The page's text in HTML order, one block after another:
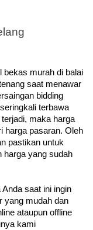
bekas murah di balai
saat menawar
bidding
terbawa
maka harga
harga pasaran. Oleh
pastikan untuk
harga yang sudah
Anda saat ini ingin
yang mudah dan
ataupun offline
kami